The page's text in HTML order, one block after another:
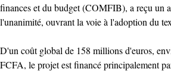
finances et du budget (COMFIB), a reçu un
l'unanimité, ouvrant la voie à l'adoption du
D'un coût global de 158 millions d'euros,
FCFA, le projet est financé principalement